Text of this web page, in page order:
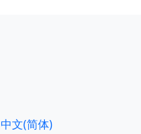
中文(简体)